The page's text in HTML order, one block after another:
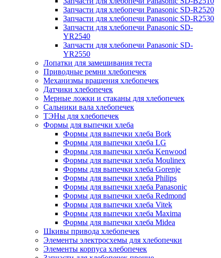
Запчасти для хлебопечи Panasonic SD-R2520
Запчасти для хлебопечи Panasonic SD-R2530
Запчасти для хлебопечи Panasonic SD-
YR2540
Запчасти для хлебопечи Panasonic SD-
YR2550
Лопатки для замешивания теста
Приводные ремни хлебопечек
Механизмы вращения хлебопечек
Датчики хлебопечек
Мерные ложки и стаканы для хлебопечек
Сальники вала хлебопечек
ТЭНы для хлебопечек
Формы для выпечки хлеба
Формы для выпечки хлеба Bork
Формы для выпечки хлеба LG
Формы для выпечки хлеба Kenwood
Формы для выпечки хлеба Moulinex
Формы для выпечки хлеба Gorenje
Формы для выпечки хлеба Philips
Формы для выпечки хлеба Panasonic
Формы для выпечки хлеба Redmond
Формы для выпечки хлеба Vitek
Формы для выпечки хлеба Maxima
Формы для выпечки хлеба Midea
Шкивы привода хлебопечек
Элементы электросхемы для хлебопечки
Элементы корпуса хлебопечек